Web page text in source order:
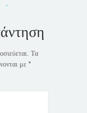
Τα
με *